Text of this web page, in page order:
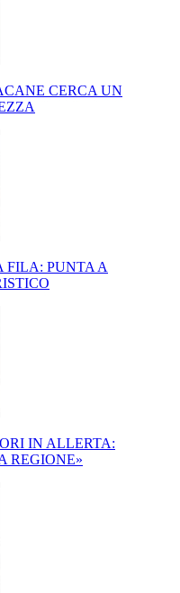
CERCA UN
FILA: PUNTA A
IN ALLERTA:
REGIONE»